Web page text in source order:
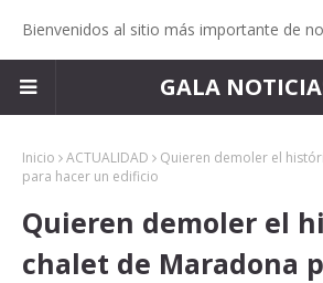
Bienvenidos al sitio más importante de
GALA
Inicio ACTUALIDAD
Quieren demoler el
para hacer un edificio
Quieren demoler el
chalet de Maradona